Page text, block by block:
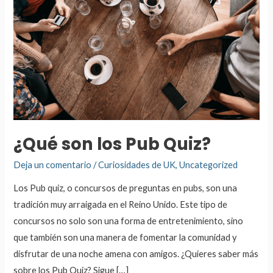
¿Qué son los Pub Quiz?
Deja un comentario /Curiosidades de UK,Uncategorized
Los Pub quiz, o concursos de preguntas en pubs, son una
tradición muy arraigada en el Reino Unido. Este tipo de
concursos no solo son una forma de entretenimiento, sino
que también son una manera de fomentar la comunidad y
disfrutar de una noche amena con amigos. ¿Quieres saber más
sobre los Pub Quiz? Sigue […]